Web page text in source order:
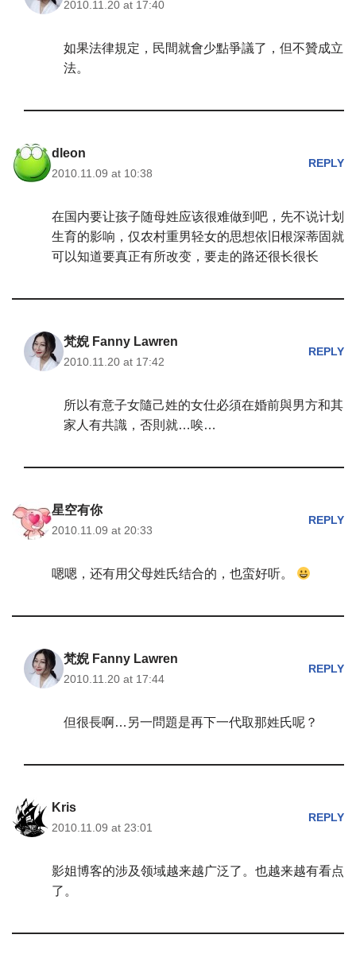
2010.11.20 at 17:40
如果法律規定，民間就會少點爭議了，但不贊成立
法。
dleon
2010.11.09 at 10:38
REPLY
在国内要让孩子随母姓应该很难做到吧，先不说计划
生育的影响，仅农村重男轻女的思想依旧根深蒂固就
可以知道要真正有所改变，要走的路还很长很长
梵婗 Fanny Lawren
2010.11.20 at 17:42
REPLY
所以有意子女隨己姓的女仕必須在婚前與男方和其
家人有共識，否則就…唉…
星空有你
2010.11.09 at 20:33
REPLY
嗯嗯，还有用父母姓氏结合的，也蛮好听。
梵婗 Fanny Lawren
2010.11.20 at 17:44
REPLY
但很長啊…另一問題是再下一代取那姓氏呢？
Kris
2010.11.09 at 23:01
REPLY
影姐博客的涉及领域越来越广泛了。也越来越有看点
了。